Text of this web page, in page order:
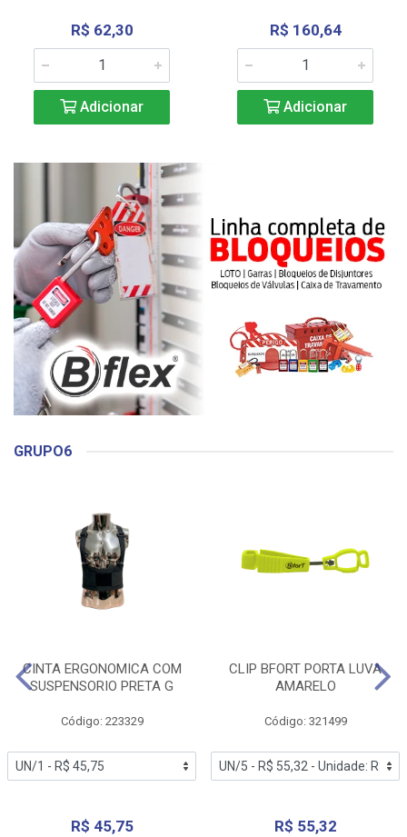
R$ 62,30
Adicionar
R$ 160,64
Adicionar
GRUPO6
CINTA ERGONOMICA COM
SUSPENSORIO PRETA G
Código: 223329
R$ 45,75
CLIP BFORT PORTA LUVA
AMARELO
Código: 321499
R$ 55,32